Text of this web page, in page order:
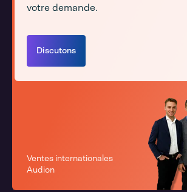
votre demande.
Discutons
Ventes internationales
Audion